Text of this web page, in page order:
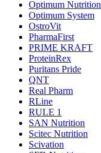
Optimum Nutrition
Optimum System
OstroVit
PharmaFirst
PRIME KRAFT
ProteinRex
Puritans Pride
QNT
Real Pharm
RLine
RULE 1
SAN Nutrition
Scitec Nutrition
Scivation